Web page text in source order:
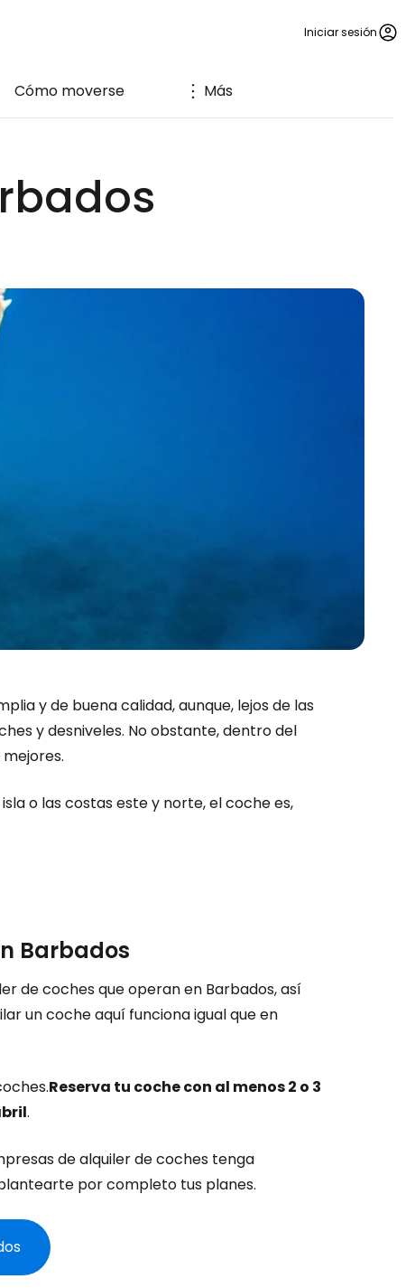
Iniciar sesión
Cómo moverse Más
y de buena calidad, aunque, lejos de las
y desniveles. No obstante, dentro del
o las costas este y norte, el coche es,
Barbados
de coches que operan en Barbados, así
un coche aquí funciona igual que en
Reserva tu coche con al menos 2 o 3
.
de alquiler de coches tenga
por completo tus planes.